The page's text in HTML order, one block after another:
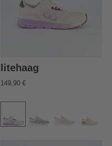
litehaag
149,90 €